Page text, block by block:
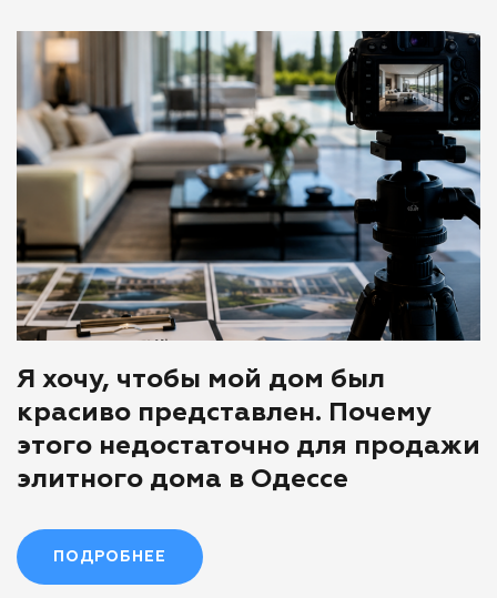
Я хочу, чтобы мой дом был
красиво представлен. Почему
этого недостаточно для продажи
элитного дома в Одессе
ПОДРОБНЕЕ